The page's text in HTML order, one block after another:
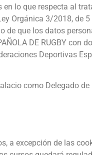
lo que respecta al
Orgánica 3/2018, de
de que los datos
DE RUGBY
Deportivas
como Delegado
a excepción de las